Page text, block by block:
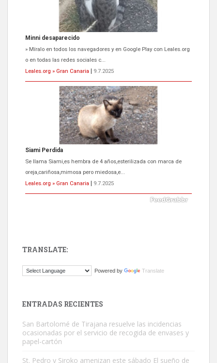
Siami Perdida
Se llama Siami,es hembra de 4 años,esterilizada con marca de
oreja,cariñosa,mimosa pero miedosa,e...
Leales.org » Gran Canaria
9.7.2025
ADOPCIÓN URGENTE GATA TEROR GRAN CANARIA
El ayuntamiento se va a llevar a Los Gatos callejeros de la zona los
próximos días, ella incluida...
Leales.org » Gran Canaria
9.7.2025
Este gato macho ha aparecido en la calle hace menos de un mes,
TRANSLATE:
Powered by Translate
ENTRADAS RECIENTES
San Bartolomé de Tirajana resuelve las incidencias
ocasionadas por el servicio de recogida de envases y
papel-cartón
St. Pedro y Siroko amenizan este sábado El sueño de